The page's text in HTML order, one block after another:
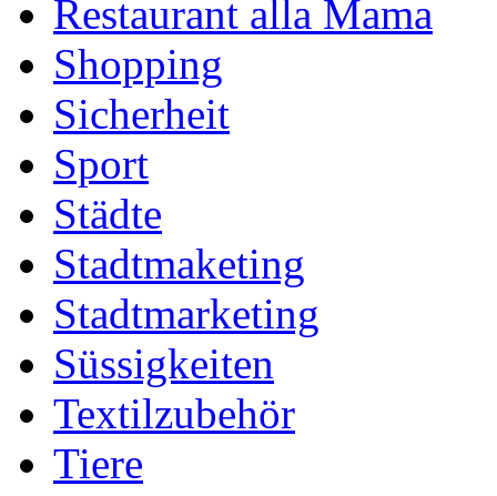
Restaurant alla Mama
Shopping
Sicherheit
Sport
Städte
Stadtmaketing
Stadtmarketing
Süssigkeiten
Textilzubehör
Tiere